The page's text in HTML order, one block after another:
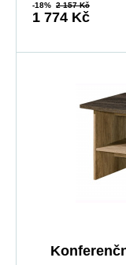
-18% 2 157 Kč
1 774 Kč